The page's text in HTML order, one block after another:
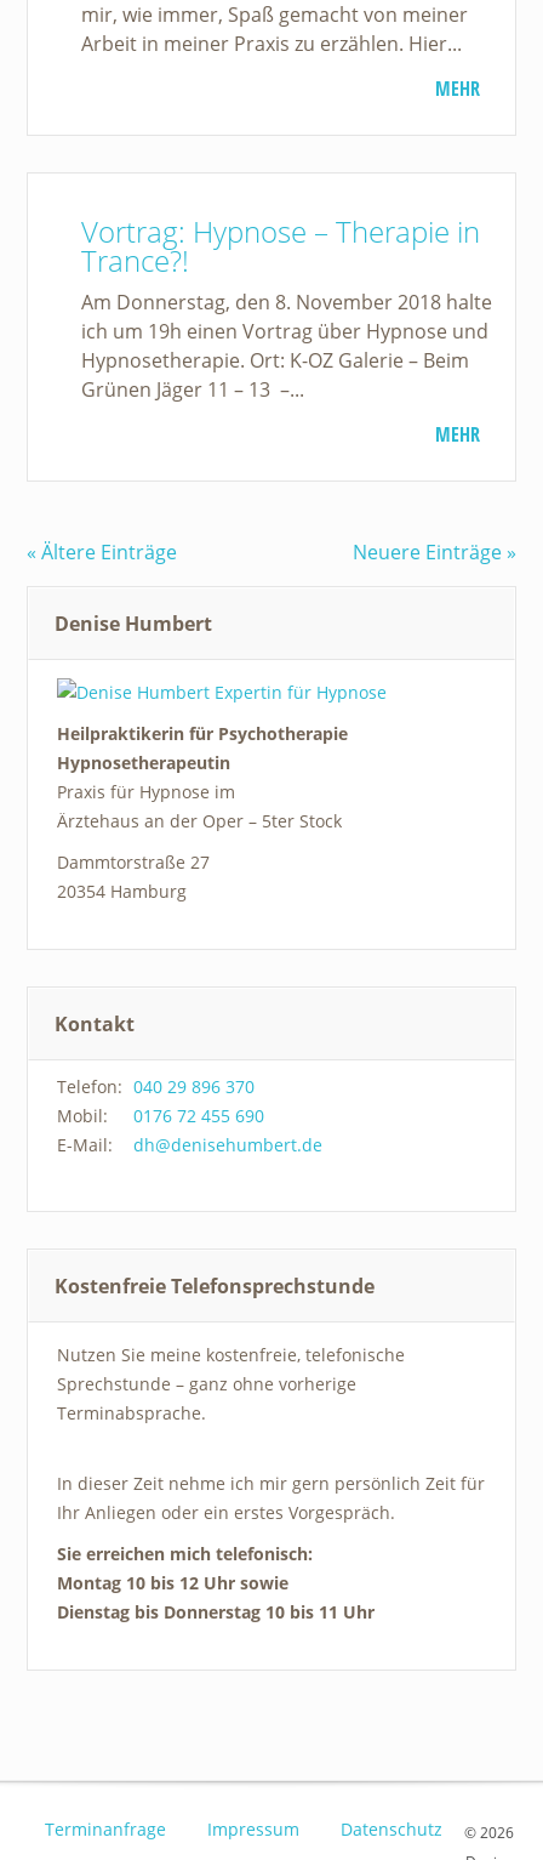
mir, wie immer, Spaß gemacht von meiner
Arbeit in meiner Praxis zu erzählen. Hier...
MEHR
Vortrag: Hypnose – Therapie in
Trance?!
Am Donnerstag, den 8. November 2018 halte
ich um 19h einen Vortrag über Hypnose und
Hypnosetherapie. Ort: K-OZ Galerie – Beim
Grünen Jäger 11 – 13 –...
MEHR
« Ältere Einträge Neuere Einträge »
Denise Humbert
Heilpraktikerin für Psychotherapie
Hypnosetherapeutin
Praxis für Hypnose im
Ärztehaus an der Oper – 5ter Stock
Dammtorstraße 27
20354 Hamburg
Kontakt
Telefon: 040 29 896 370
Mobil:
0176 72 455 690
E-Mail:
dh@denisehumbert.de
Kostenfreie Telefonsprechstunde
Nutzen Sie meine kostenfreie, telefonische
Sprechstunde – ganz ohne vorherige
Terminabsprache.
In dieser Zeit nehme ich mir gern persönlich Zeit für
Ihr Anliegen oder ein erstes Vorgespräch.
Sie erreichen mich telefonisch:
Montag 10 bis 12 Uhr sowie
Dienstag bis Donnerstag 10 bis 11 Uhr
Terminanfrage Impressum Datenschutz
© 2026